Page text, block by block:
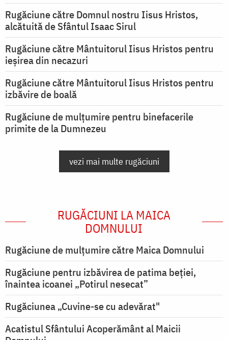
Rugăciune către Domnul nostru Iisus Hristos,
alcătuită de Sfântul Isaac Sirul
Rugăciune către Mântuitorul Iisus Hristos pentru
ieşirea din necazuri
Rugăciune către Mântuitorul Iisus Hristos pentru
izbăvire de boală
Rugăciune de mulțumire pentru binefacerile
primite de la Dumnezeu
vezi mai multe rugăciuni
RUGĂCIUNI LA MAICA
DOMNULUI
Rugăciune de mulţumire către Maica Domnului
Rugăciune pentru izbăvirea de patima beției,
înaintea icoanei „Potirul nesecat”
Rugăciunea „Cuvine-se cu adevărat"
Acatistul Sfântului Acoperământ al Maicii